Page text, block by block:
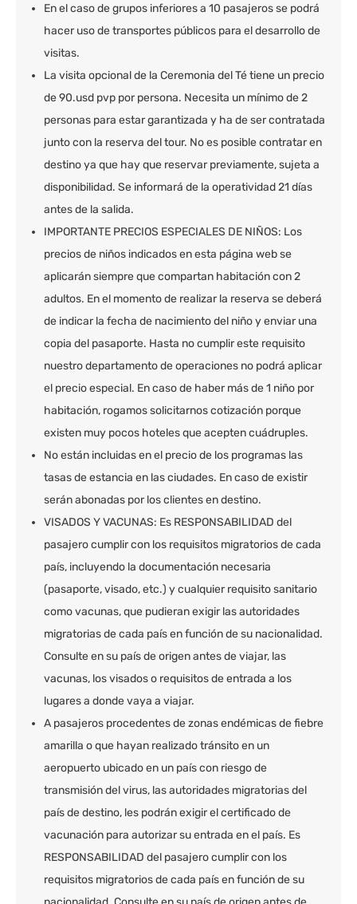
En el caso de grupos inferiores a 10 pasajeros se podrá
hacer uso de transportes públicos para el desarrollo de
visitas.
La visita opcional de la Ceremonia del Té tiene un precio
de 90.usd pvp por persona. Necesita un mínimo de 2
personas para estar garantizada y ha de ser contratada
junto con la reserva del tour. No es posible contratar en
destino ya que hay que reservar previamente, sujeta a
disponibilidad. Se informará de la operatividad 21 días
antes de la salida.
IMPORTANTE PRECIOS ESPECIALES DE NIÑOS: Los
precios de niños indicados en esta página web se
aplicarán siempre que compartan habitación con 2
adultos. En el momento de realizar la reserva se deberá
de indicar la fecha de nacimiento del niño y enviar una
copia del pasaporte. Hasta no cumplir este requisito
nuestro departamento de operaciones no podrá aplicar
el precio especial. En caso de haber más de 1 niño por
habitación, rogamos solicitarnos cotización porque
existen muy pocos hoteles que acepten cuádruples.
No están incluidas en el precio de los programas las
tasas de estancia en las ciudades. En caso de existir
serán abonadas por los clientes en destino.
VISADOS Y VACUNAS: Es RESPONSABILIDAD del
pasajero cumplir con los requisitos migratorios de cada
país, incluyendo la documentación necesaria
(pasaporte, visado, etc.) y cualquier requisito sanitario
como vacunas, que pudieran exigir las autoridades
migratorias de cada país en función de su nacionalidad.
Consulte en su país de origen antes de viajar, las
vacunas, los visados o requisitos de entrada a los
lugares a donde vaya a viajar.
A pasajeros procedentes de zonas endémicas de fiebre
amarilla o que hayan realizado tránsito en un
aeropuerto ubicado en un país con riesgo de
transmisión del virus, las autoridades migratorias del
país de destino, les podrán exigir el certificado de
vacunación para autorizar su entrada en el país. Es
RESPONSABILIDAD del pasajero cumplir con los
requisitos migratorios de cada país en función de su